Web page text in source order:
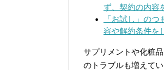
ず、契約の内容
「お試し」の
容や解約条件を
サプリメントや化粧
のトラブルも増えて